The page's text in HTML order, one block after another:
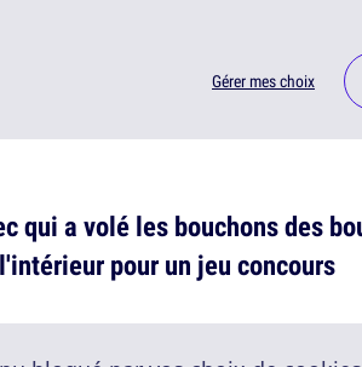
Gérer mes choix
qui a volé les bouchons des
pour un jeu concours